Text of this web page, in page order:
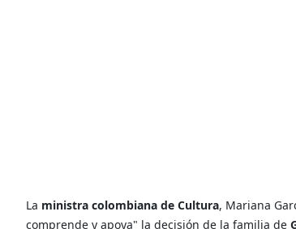
La ministra colombiana de Cultura, Mariana
comprende y apoya" la decisión de la familia de